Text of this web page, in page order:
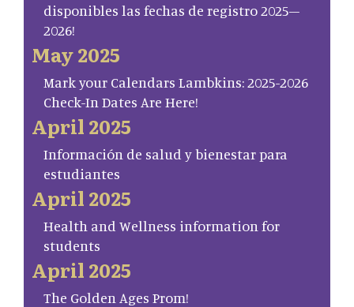
disponibles las fechas de registro 2025–
2026!
May 2025
Mark your Calendars Lambkins: 2025-2026
Check-In Dates Are Here!
April 2025
Información de salud y bienestar para
estudiantes
April 2025
Health and Wellness information for
students
April 2025
The Golden Ages Prom!